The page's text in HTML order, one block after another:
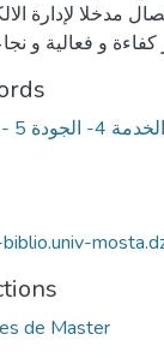
مدخلا لإدارة
و فعالية و
de Master